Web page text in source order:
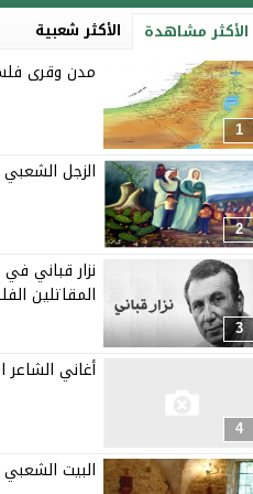
الأكثر مشاهدة الأكثر شعبية
1
مدن وقرى
2
الزجل
3
نزار قباني
المقاتلين
4
أغاني
البيت الشعبي